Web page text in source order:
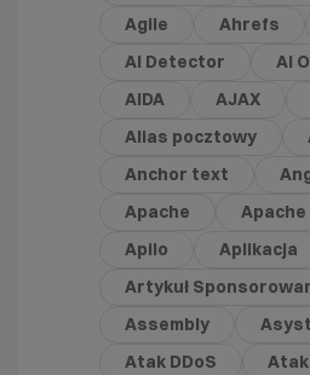
Agile
Ahrefs
AI Detector
AI
AIDA
AJAX
Alias pocztowy
Anchor text
Apache
Apilo
Aplikacja
Artykuł
Assembly
Atak DDoS
Atak